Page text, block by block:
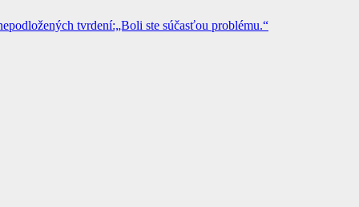
tvrdení:„Boli ste súčasťou problému.“